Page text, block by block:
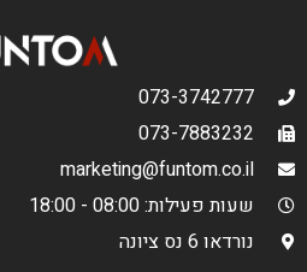
073-3742777
073-7883232
marketing@funtom.co.il
שעות פעילות: 08:00 - 18:00
נורדאו 6 נס ציונה